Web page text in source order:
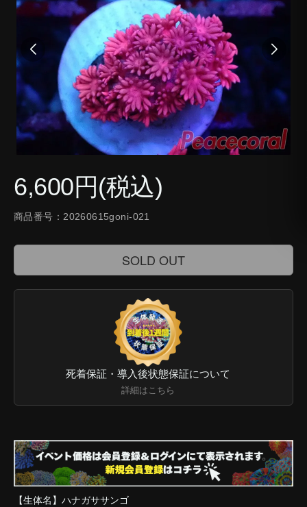
6,600円(税込)
商品番号：20260615goni-021
SOLD OUT
死着保証・導入後状態保証について
詳細はこちら
【生体名】ハナガササンゴ